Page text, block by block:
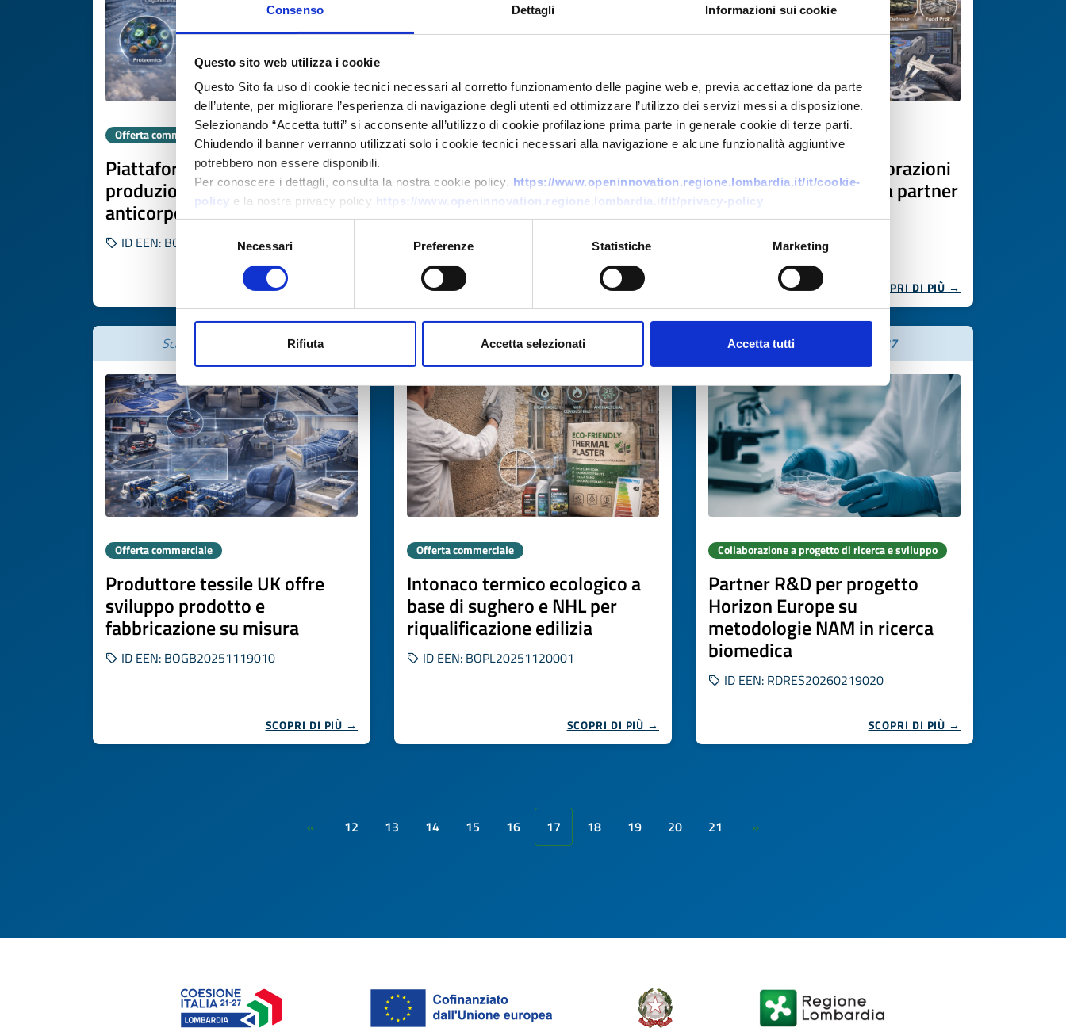
Consenso Dettagli Informazioni sui cookie
Questo sito web utilizza i cookie
Questo Sito fa uso di cookie tecnici necessari al corretto funzionamento delle pagine web e, previa accettazione da parte
dell’utente, per migliorare l’esperienza di navigazione degli utenti ed ottimizzare l’utilizzo dei servizi messi a disposizione.
Selezionando “Accetta tutti” si acconsente all’utilizzo di cookie profilazione prima parte in generale cookie di terze parti.
Chiudendo il banner verranno utilizzati solo i cookie tecnici necessari alla navigazione e alcune funzionalità aggiuntive
potrebbero non essere disponibili.
Per conoscere i dettagli, consulta la nostra cookie policy. https://www.openinnovation.regione.lombardia.it/it/cookie-
policy e la nostra privacy policy https://www.openinnovation.regione.lombardia.it/it/privacy-policy
del
Necessari Preferenze Statistiche Marketing
Rifiuta Accetta selezionati Accetta tutti
Offerta commerciale
Piattaforma UK per
produzione rapida di coniugati
anticorpo-oligonucleotide
ID EEN: BOGB20251120010
SCOPRI DI PIÙ →
stampi per iniezione plastica e
pressofusione cerca clienti
ID EEN: BOPT20251118013
SCOPRI DI PIÙ →
Azienda polacca di lavorazioni
CNC e utensileria cerca partner
industriali
ID EEN: BOPL20251124010
SCOPRI DI PIÙ →
Scade il 26 febbraio 2027
Offerta commerciale
Produttore tessile UK offre
sviluppo prodotto e
fabbricazione su misura
ID EEN: BOGB20251119010
SCOPRI DI PIÙ →
Scade il26 febbraio 2027
Offerta commerciale
Intonaco termico ecologico a
base di sughero e NHL per
riqualificazione edilizia
ID EEN: BOPL20251120001
SCOPRI DI PIÙ →
Scade il 10 aprile 2027
Collaborazione a progetto di ricerca e sviluppo
Partner R&D per progetto
Horizon Europe su
metodologie NAM in ricerca
biomedica
ID EEN: RDRES20260219020
SCOPRI DI PIÙ →
« 12 13 14 15 16 17 18 19 20 21 »